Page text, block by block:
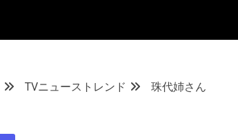
TVニューストレンド 珠代姉さん